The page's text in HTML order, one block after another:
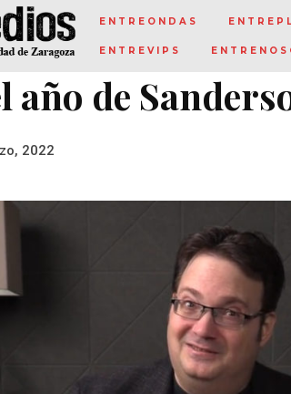
ENTREONDAS
ENTREVIPS
año de
2022